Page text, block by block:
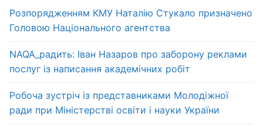
Розпорядженням КМУ Наталію Стукало призначено
Головою Національного агентства
NAQA_радить: Іван Назаров про заборону реклами
послуг із написання академічних робіт
Робоча зустріч із представниками Молодіжної
ради при Міністерстві освіти і науки України